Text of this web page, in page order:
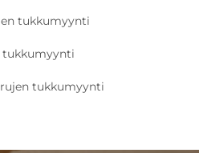
tukkumyynti
tukkumyynti
tukkumyynti